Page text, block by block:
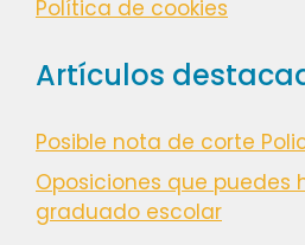
Política de cookies
Artículos
Posible nota de corte
Oposiciones que puedes
graduado escolar